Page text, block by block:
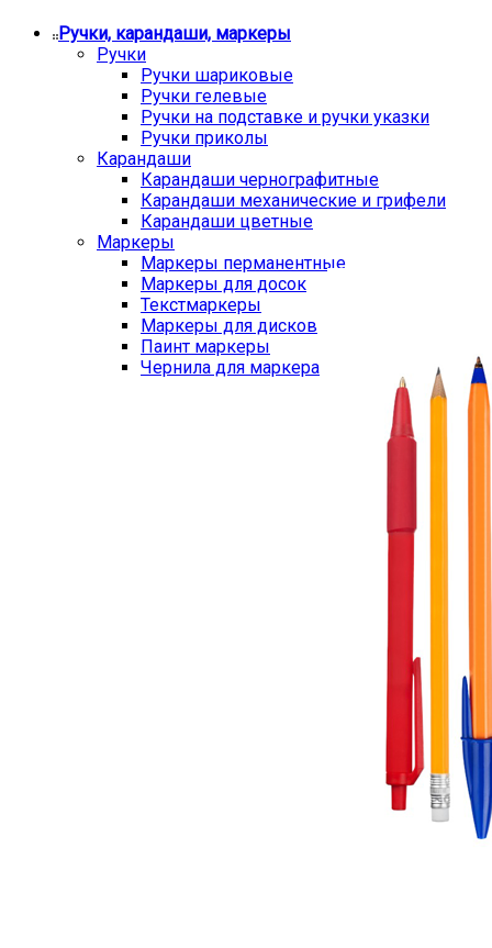
Ручки, карандаши, маркеры
Ручки
Ручки шариковые
Ручки гелевые
Ручки на подставке и ручки указки
Ручки приколы
Карандаши
Карандаши чернографитные
Карандаши механические и грифели
Карандаши цветные
Маркеры
Маркеры перманентные
Маркеры для досок
Текстмаркеры
Маркеры для дисков
Паинт маркеры
Чернила для маркера